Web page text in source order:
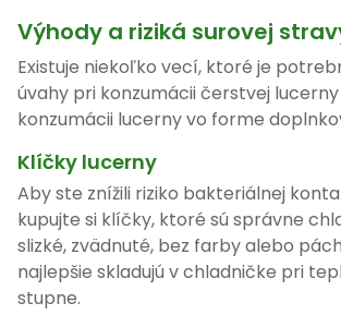
Výhody a riziká surovej
Existuje niekoľko vecí, ktoré je
úvahy pri konzumácii čerstvej
konzumácii lucerny vo forme
Klíčky lucerny
Aby ste znížili riziko bakteriálnej
kupujte si klíčky, ktoré sú správne
slizké, zvädnuté, bez farby alebo
najlepšie skladujú v chladničke pri
stupne.